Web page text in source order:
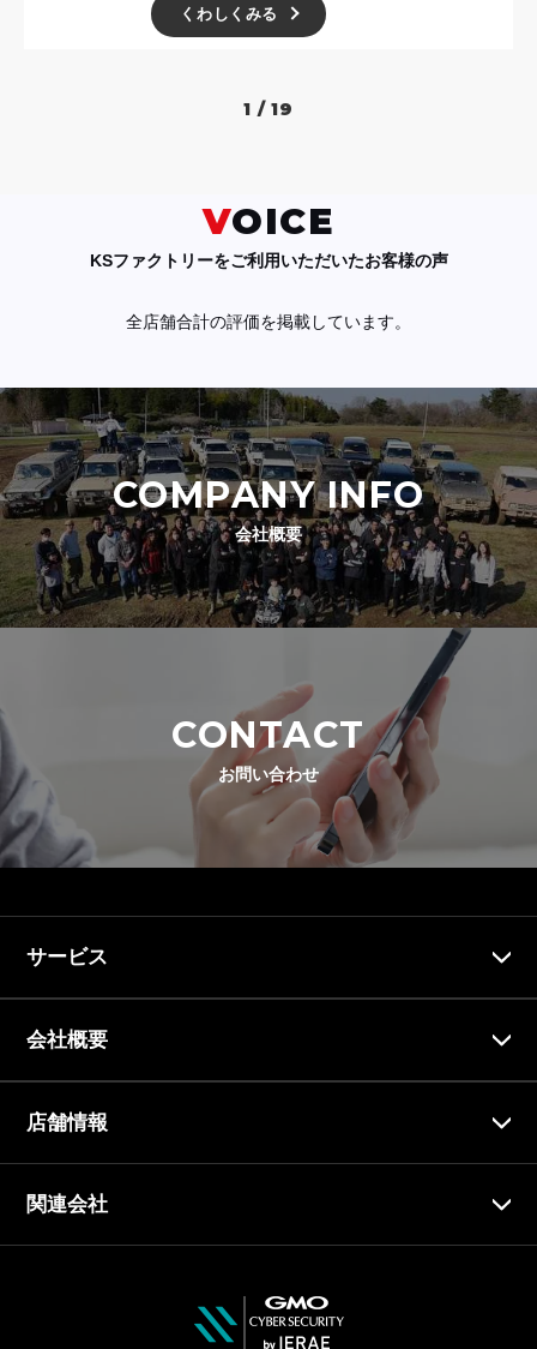
くわしくみる
1 / 19
VOICE
KSファクトリーをご利用いただいたお客様の声
全店舗合計の評価を掲載しています。
COMPANY INFO
会社概要
CONTACT
お問い合わせ
サービス
会社概要
店舗情報
関連会社